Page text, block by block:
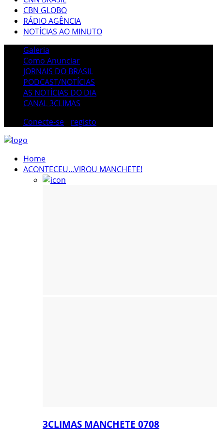
CBN GLOBO
RÁDIO AGÊNCIA
NOTÍCIAS AO MINUTO
Galeria
Como Anunciar
JORNAIS DO BRASIL
PODCAST/NOTÍCIAS
AS NOTÍCIAS DO DIA
CANAL 3CLIMAS
Conecte-se
registo
Home
ACONTECEU...VIROU MANCHETE!
3CLIMAS MANCHETE 0708